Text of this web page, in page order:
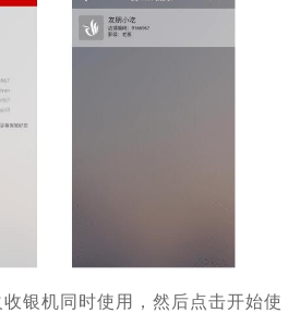
银机同时使用，然后点击开始使